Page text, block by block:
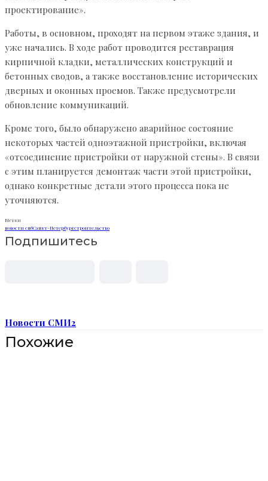
проектирование».
Работы, в основном, проходят на первом этаже здания, и
уже начались. В ходе работ проводится реставрация
кирпичной кладки, металлических конструкций и
бетонных сводов, а также восстановление исторических
дверных и оконных проемов. Также предусмотрели
обновление коммуникаций.
Кроме того, было обнаружено аварийное состояние
некоторых частей одноэтажной пристройки, включая
«отсоединение пристройки от наружной стены». В связи
с этим планируется демонтаж части этой пристройки,
однако конкретные детали этого процесса пока не
уточняются.
Метки
новости спбСанкт-Петербургстроительство
Подпишитесь
Новости СМИ2
Похожие